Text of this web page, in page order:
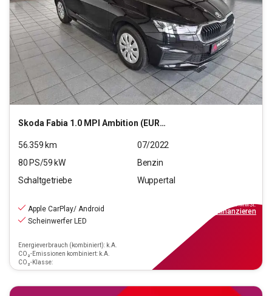
Skoda Fabia 1.0 MPI Ambition (EURO 6d)
56.359 km
07/2022
80 PS/59 kW
Benzin
Schaltgetriebe
Wuppertal
Apple CarPlay/ Android
Scheinwerfer LED
Energieverbrauch (kombiniert): k.A.
CO₂-Emissionen kombiniert: k.A.
CO₂-Klasse:
inkl.MwSt.
finanzieren